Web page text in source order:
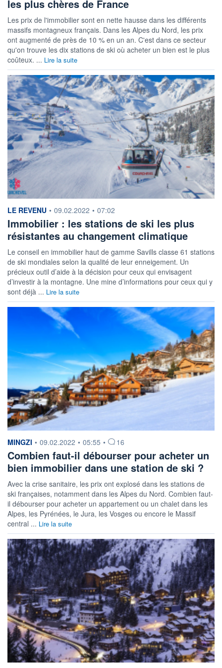
les plus chères de France
Les prix de l'immobilier sont en nette hausse dans les différents
massifs montagneux français. Dans les Alpes du Nord, les prix
ont augmenté de près de 10 % en un an. C'est dans ce secteur
qu'on trouve les dix stations de ski où acheter un bien est le plus
coûteux. ... Lire la suite
information fournie par
LE REVENU • 09.02.2022 • 07:02
Immobilier : les stations de ski les plus
résistantes au changement climatique
Le conseil en immobilier haut de gamme Savills classe 61 stations
de ski mondiales selon la qualité de leur enneigement. Un
précieux outil d’aide à la décision pour ceux qui envisagent
d’investir à la montagne. Une mine d’informations pour ceux qui y
sont déjà ... Lire la suite
information fournie par
MINGZI • 09.02.2022 • 05:55 • 16
Combien faut-il débourser pour acheter un
bien immobilier dans une station de ski ?
Avec la crise sanitaire, les prix ont explosé dans les stations de
ski françaises, notamment dans les Alpes du Nord. Combien faut-
il débourser pour acheter un appartement ou un chalet dans les
Alpes, les Pyrénées, le Jura, les Vosges ou encore le Massif
central ... Lire la suite